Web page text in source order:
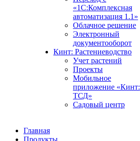
«1С:Комплексная
автоматизация 1.1»
Облачное решение
Электронный
документооборот
Кинт: Растениеводство
Учет растений
Проекты
Мобильное
приложение «Кинт:
ТСД»
Садовый центр
Главная
Продукты